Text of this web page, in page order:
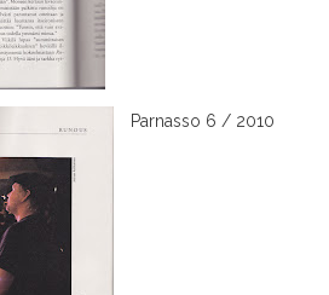
Parnasso 6 / 2010